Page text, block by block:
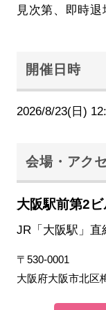
見次第、即時退
開催日時
2026/8/23(日)
会場・アク
大阪駅前第2
JR「大阪駅」直
〒530-0001
大阪府大阪市北区